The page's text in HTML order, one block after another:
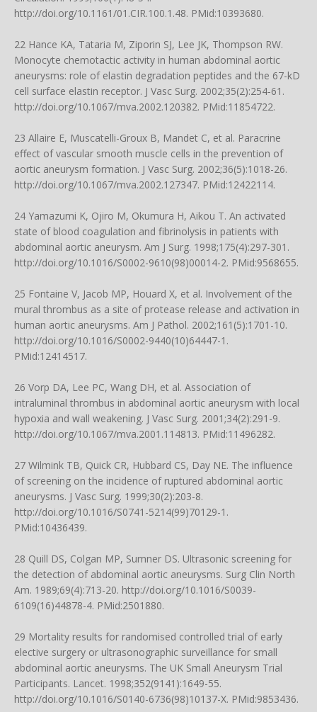
http://doi.org/10.1161/01.CIR.100.1.48. PMid:10393680.
22 Hance KA, Tataria M, Ziporin SJ, Lee JK, Thompson RW.
Monocyte chemotactic activity in human abdominal aortic
aneurysms: role of elastin degradation peptides and the 67-kD
cell surface elastin receptor. J Vasc Surg. 2002;35(2):254-61.
http://doi.org/10.1067/mva.2002.120382. PMid:11854722.
23 Allaire E, Muscatelli-Groux B, Mandet C, et al. Paracrine
effect of vascular smooth muscle cells in the prevention of
aortic aneurysm formation. J Vasc Surg. 2002;36(5):1018-26.
http://doi.org/10.1067/mva.2002.127347. PMid:12422114.
24 Yamazumi K, Ojiro M, Okumura H, Aikou T. An activated
state of blood coagulation and fibrinolysis in patients with
abdominal aortic aneurysm. Am J Surg. 1998;175(4):297-301.
http://doi.org/10.1016/S0002-9610(98)00014-2. PMid:9568655.
25 Fontaine V, Jacob MP, Houard X, et al. Involvement of the
mural thrombus as a site of protease release and activation in
human aortic aneurysms. Am J Pathol. 2002;161(5):1701-10.
http://doi.org/10.1016/S0002-9440(10)64447-1 .
PMid:12414517.
26 Vorp DA, Lee PC, Wang DH, et al. Association of
intraluminal thrombus in abdominal aortic aneurysm with local
hypoxia and wall weakening. J Vasc Surg. 2001;34(2):291-9.
http://doi.org/10.1067/mva.2001.114813. PMid:11496282.
27 Wilmink TB, Quick CR, Hubbard CS, Day NE. The influence
of screening on the incidence of ruptured abdominal aortic
aneurysms. J Vasc Surg. 1999;30(2):203-8.
http://doi.org/10.1016/S0741-5214(99)70129-1 .
PMid:10436439.
28 Quill DS, Colgan MP, Sumner DS. Ultrasonic screening for
the detection of abdominal aortic aneurysms. Surg Clin North
Am. 1989;69(4):713-20. http://doi.org/10.1016/S0039-
6109(16)44878-4. PMid:2501880.
29 Mortality results for randomised controlled trial of early
elective surgery or ultrasonographic surveillance for small
abdominal aortic aneurysms. The UK Small Aneurysm Trial
Participants. Lancet. 1998;352(9141):1649-55.
http://doi.org/10.1016/S0140-6736(98)10137-X. PMid:9853436.